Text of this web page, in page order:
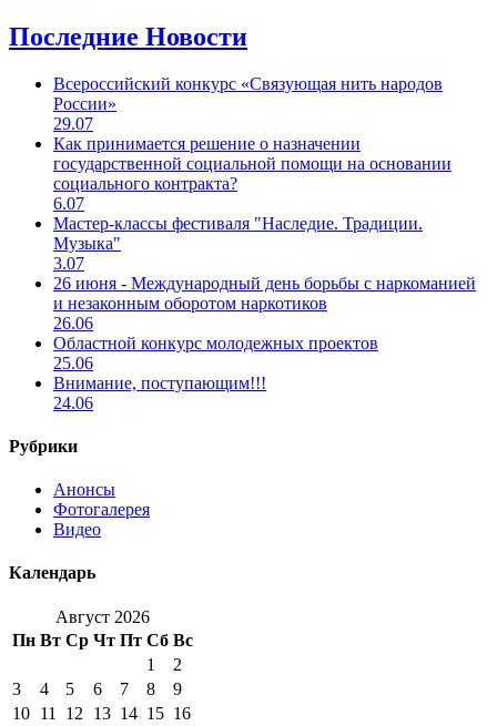
Последние Новости
Всероссийский конкурс «Связующая нить народов
России»
29.07
Как принимается решение о назначении
государственной социальной помощи на основании
социального контракта?
6.07
Мастер-классы фестиваля "Наследие. Традиции.
Музыка"
3.07
26 июня - Международный день борьбы с наркоманией
и незаконным оборотом наркотиков
26.06
Областной конкурс молодежных проектов
25.06
Внимание, поступающим!!!
24.06
Рубрики
Анонсы
Фотогалерея
Видео
Календарь
Август 2026
Пн Вт Ср Чт Пт Сб Вс
1
2
3
4 5 6 7 8
9
10 11 12 13 14 15 16